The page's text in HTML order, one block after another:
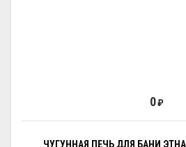
0₽
ЧУГУННАЯ ПЕЧЬ ДЛЯ БАНИ